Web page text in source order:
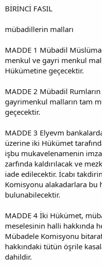
BİRİNCİ FASIL
mübadillerin malları
MADDE 1 Mübadil
menkul ve gayri menkul
Hükümetine geçecektir.
MADDE 2 Mübadil Rumların
gayrimenkul malların tam
geçecektir.
MADDE 3 Elyevm
üzerine iki Hükümet
işbu mukavelenamenin
zarfında kaldırılacak ve
iade edilecektir. İcabı
Komisyonu alakadarlara bu
bulunabilecektir.
MADDE 4 İki Hükümet,
meselesinin halli hakkında
Mübadele Komisyonu
hakkındaki tütün öşrile
dahildir.